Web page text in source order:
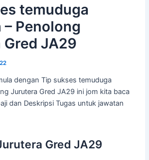
temuduga
– Penolong
JA29
dengan Tip sukses temuduga
Jurutera Gred JA29 ini jom kita baca
dan Deskripsi Tugas untuk jawatan
Gred JA29